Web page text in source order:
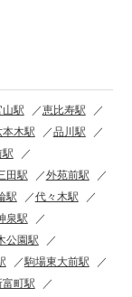
山駅
恵比寿駅
本木駅
品川駅
駅
田駅
外苑前駅
駅
代々木駅
泉駅
公園駅
駒場東大前駅
富町駅